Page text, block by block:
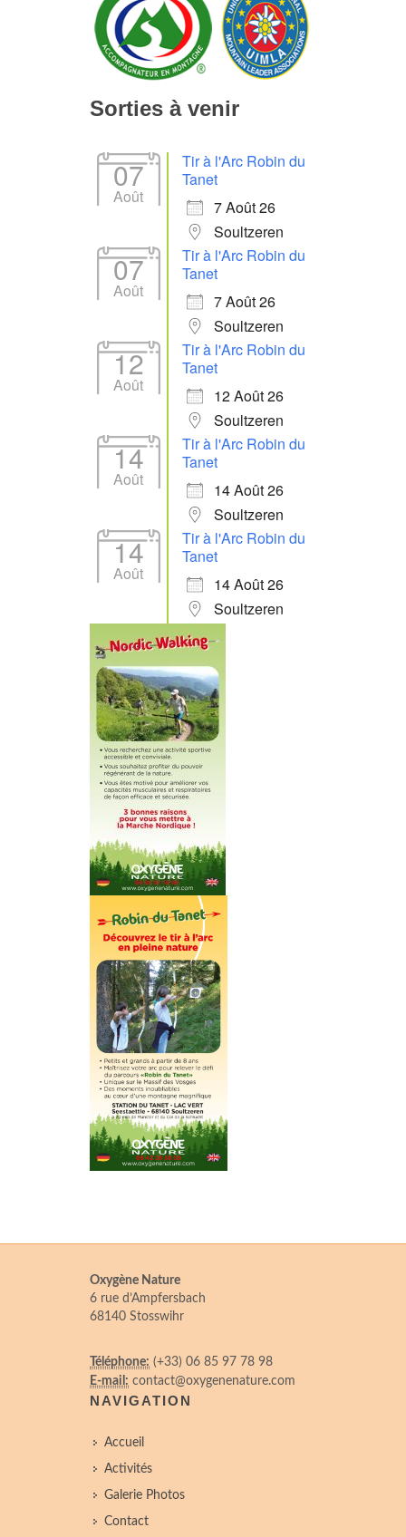
Sorties à venir
07
Août
Tir à l'Arc Robin du
Tanet
7 Août 26
Soultzeren
07
Août
Tir à l'Arc Robin du
Tanet
7 Août 26
Soultzeren
12
Août
Tir à l'Arc Robin du
Tanet
12 Août 26
Soultzeren
14
Août
Tir à l'Arc Robin du
Tanet
14 Août 26
Soultzeren
14
Août
Tir à l'Arc Robin du
Tanet
14 Août 26
Soultzeren
Oxygène Nature
6 rue d’Ampfersbach
68140 Stosswihr
Téléphone: (+33) 06 85 97 78 98
E-mail: contact@oxygenenature.com
NAVIGATION
Accueil
Activités
Galerie Photos
Contact